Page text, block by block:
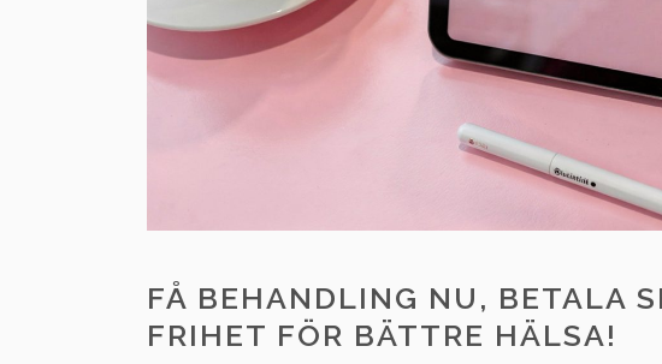
FÅ BEHANDLING NU, BETALA
FRIHET FÖR BÄTTRE HÄLSA!